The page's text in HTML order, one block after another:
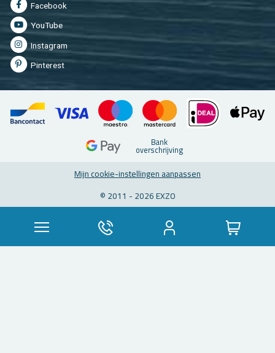
Fa­cebook
You­Tu­be
In­st­agram
Pin­te­rest
Bank
over­schrij­ving
Mijn coo­kie-in­stel­lin­gen aan­pas­sen
© 2011 - 2026 EXZO